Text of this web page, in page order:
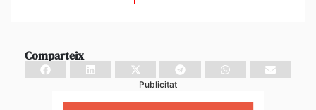
Comparteix
Publicitat